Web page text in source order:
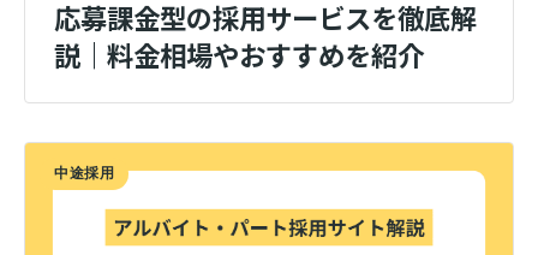
応募課金型の採用サービスを徹底解
説｜料金相場やおすすめを紹介
中途採用